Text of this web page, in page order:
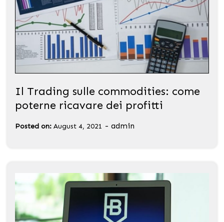
Il Trading sulle commodities: come
poterne ricavare dei profitti
Posted on: August 4, 2021 - admin